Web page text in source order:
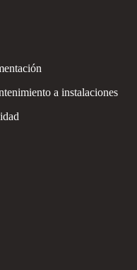
a instalaciones